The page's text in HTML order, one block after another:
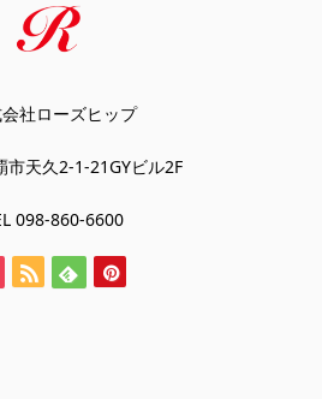
社ローズヒップ
市天久2-1-21GYビル2F
098-860-6600